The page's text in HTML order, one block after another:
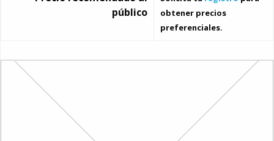
público
obtener precios
preferenciales.